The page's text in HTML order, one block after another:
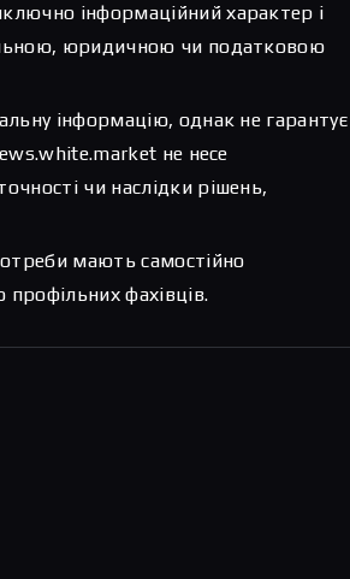
інформаційний характер і
юридичною чи податковою
інформацію, однак не гарантує
не несе
чи наслідки рішень,
мають самостійно
фахівців.